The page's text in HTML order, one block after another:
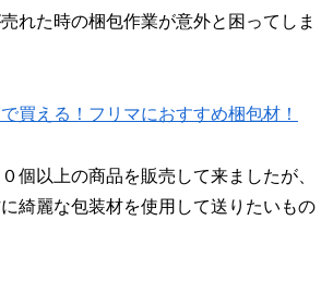
れた時の梱包作業が意外と困ってしま
買える！フリマにおすすめ梱包材！
個以上の商品を販売して来ましたが、
綺麗な包装材を使用して送りたいもの